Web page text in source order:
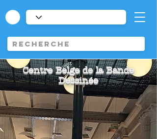
Centre Belge de la Bande
Dessinée